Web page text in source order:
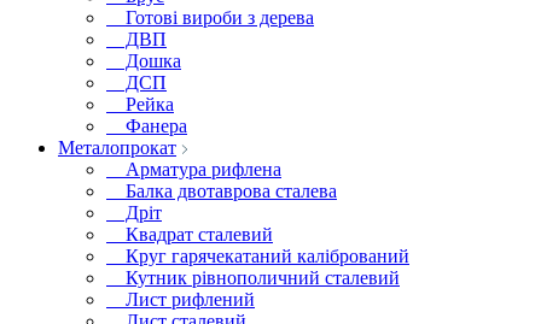
Готові вироби з дерева
ДВП
Дошка
ДСП
Рейка
Фанера
Металопрокат
Арматура рифлена
Балка двотаврова сталева
Дріт
Квадрат сталевий
Круг гарячекатаний калібрований
Кутник рівнополичний сталевий
Лист рифлений